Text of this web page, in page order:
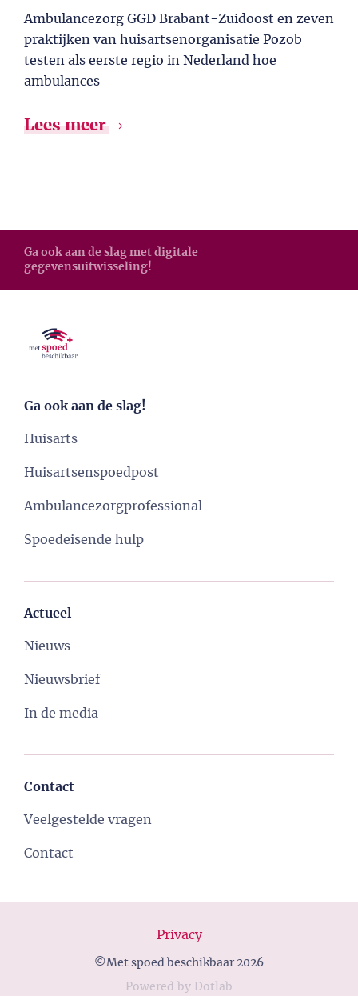
Ambulancezorg GGD Brabant-Zuidoost en zeven
praktijken van huisartsenorganisatie Pozob
testen als eerste regio in Nederland hoe
ambulances
Lees meer
Ga ook aan de slag met digitale
gegevensuitwisseling!
Ga ook aan de slag!
Huisarts
Huisartsenspoedpost
Ambulancezorgprofessional
Spoedeisende hulp
Actueel
Nieuws
Nieuwsbrief
In de media
Contact
Veelgestelde vragen
Contact
Privacy
©Met spoed beschikbaar 2026
Powered by Dotlab